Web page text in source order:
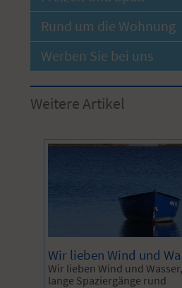
Rund um die Wohnung
Werben Sie bei uns
Weitere Artikel
Wir lieben Wind und
Wir lieben Wind und
lange Spaziergänge rund